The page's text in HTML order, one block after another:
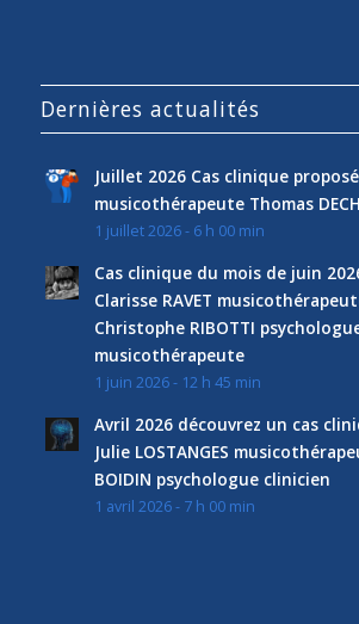
Dernières actualités
Juillet 2026 Cas clinique
musicothérapeute Thomas
1 juillet 2026 - 6 h 00 min
Cas clinique du mois de juin
Clarisse RAVET
Christophe RIBOTTI
musicothérapeute
1 juin 2026 - 12 h 45 min
Avril 2026 découvrez un cas
Julie LOSTANGES
BOIDIN psychologue clinicien
1 avril 2026 - 7 h 00 min